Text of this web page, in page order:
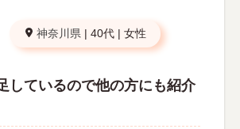
神奈川県 | 40代 | 女性
しているので他の方にも紹介